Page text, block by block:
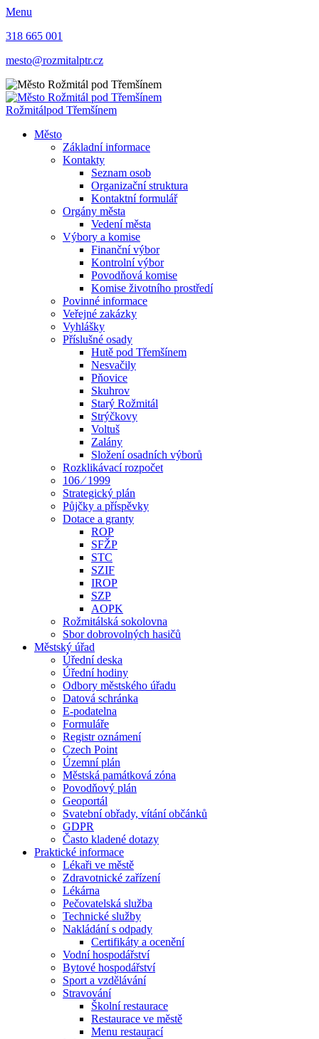
Menu
318 665 001
mesto@rozmitalptr.cz
Rožmitálpod Třemšínem
Město
Základní informace
Kontakty
Seznam osob
Organizační struktura
Kontaktní formulář
Orgány města
Vedení města
Výbory a komise
Finanční výbor
Kontrolní výbor
Povodňová komise
Komise životního prostředí
Povinné informace
Veřejné zakázky
Vyhlášky
Příslušné osady
Hutě pod Třemšínem
Nesvačily
Pňovice
Skuhrov
Starý Rožmitál
Strýčkovy
Voltuš
Zalány
Složení osadních výborů
Rozklikávací rozpočet
106 ⁄ 1999
Strategický plán
Půjčky a příspěvky
Dotace a granty
ROP
SFŽP
STC
SZIF
IROP
SZP
AOPK
Rožmitálská sokolovna
Sbor dobrovolných hasičů
Městský úřad
Úřední deska
Úřední hodiny
Odbory městského úřadu
Datová schránka
E-podatelna
Formuláře
Registr oznámení
Czech Point
Územní plán
Městská památková zóna
Povodňový plán
Geoportál
Svatební obřady, vítání občánků
GDPR
Často kladené dotazy
Praktické informace
Lékaři ve městě
Zdravotnické zařízení
Lékárna
Pečovatelská služba
Technické služby
Nakládání s odpady
Certifikáty a ocenění
Vodní hospodářství
Bytové hospodářství
Sport a vzdělávání
Stravování
Školní restaurace
Restaurace ve městě
Menu restaurací